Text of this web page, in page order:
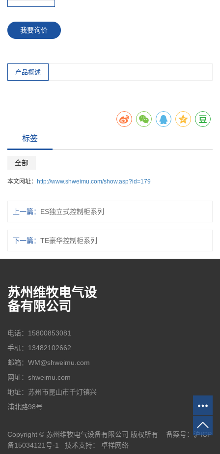
我要询价
产品概述
标签
全部
本文网址： http://www.shweimu.com/show.asp?id=179
上一篇： ES独立式控制柜系列
下一篇： TE豪华控制柜系列
苏州维牧电气设
备有限公司
电话：15800853081
手机：13482102662
邮箱：WM@shweimu.com
网址：shweimu.com
地址：苏州市昆山市千灯镇兴
浦北路98号
Copyright © 苏州维牧电气设备有限公司 版权所有 备案号：沪ICP
备15034121号-1
技术支持： 卓祥网络